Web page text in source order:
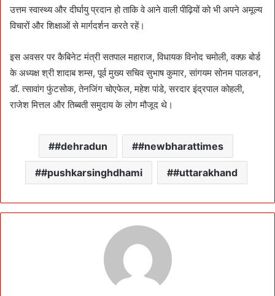
उत्तम स्वास्थ्य और दीर्घायु प्रदान हो ताकि वे आने वाली पीढ़ियों को भी अपने अमूल्य
विचारों और शिक्षाओं से मार्गदर्शन करते रहें।
इस अवसर पर कैबिनेट मंत्री सतपाल महाराज, विधायक विनोद चमोली, वक्फ़ बोर्ड
के अध्यक्ष श्री शादाब शम्स, पूर्व मुख्य सचिव सुभाष कुमार, सांगयम सोनम पालडन,
डॉ. त्सावांग फुंटसोक, तेनजिंग चोएफेल, महेश पांडे, सरदार इंद्रपाल कोहली,
राजेश मित्तल और तिब्बती समुदाय के लोग मौजूद थे।
#dehradun #newbharattimes
#pushkarsinghdhami #uttarakhand